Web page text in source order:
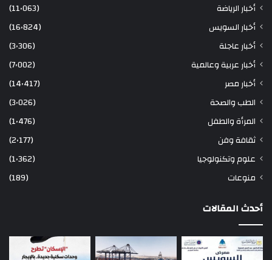
أخبار الرياضة
(11٬063)
أخبار السويس
(16٬824)
أخبار عاجلة
(3٬306)
أخبار عربية وعالمية
(7٬002)
أخبار مصر
(14٬417)
الطب والصحة
(3٬026)
المرأة والطفل
(1٬476)
ثقافة وفن
(2٬177)
علوم وتكنولوجيا
(1٬362)
منوعات
(189)
أحدث المقالات